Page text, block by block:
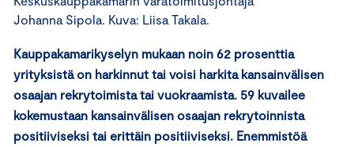
Johanna Sipola. Kuva: Liisa Takala.
Kauppakamarikyselyn mukaan noin 62 prosenttia
yrityksistä on harkinnut tai voisi harkita kansainvälisen
osaajan rekrytoimista tai vuokraamista. 59 kuvailee
kokemustaan kansainvälisen osaajan rekrytoinnista
positiiviseksi tai erittäin positiiviseksi. Enemmistöä